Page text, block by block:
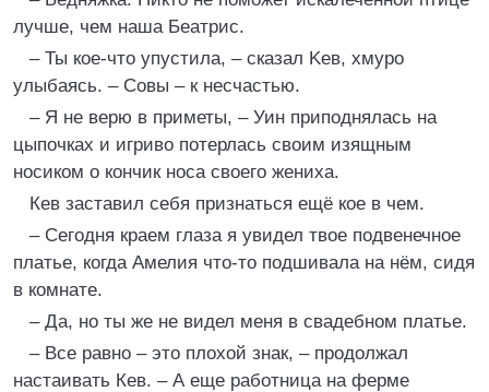
лучше, чем наша Беатрис.
– Ты кое-что упустила, – сказал Keв, хмуро
улыбаясь. – Совы – к несчастью.
– Я не верю в приметы, – Уин приподнялась на
цыпочках и игриво потерлась своим изящным
носиком о кончик носа своего жениха.
Кев заставил себя признаться ещё кое в чем.
– Сегодня краем глаза я увидел твое подвенечное
платье, когда Амелия что-то подшивала на нём, сидя
в комнате.
– Да, но ты же не видел меня в свадебном платье.
– Все равно – это плохой знак, – продолжал
настаивать Кев. – А еще работница на ферме